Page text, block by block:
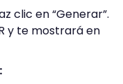
clic en “Generar”.
y te mostrará en